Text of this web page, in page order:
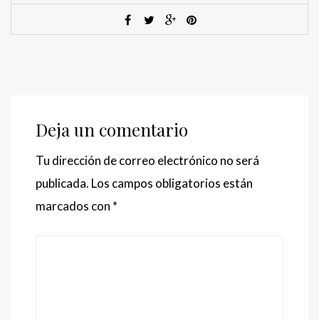
Deja un comentario
Tu dirección de correo electrónico no será
publicada. Los campos obligatorios están
marcados con *